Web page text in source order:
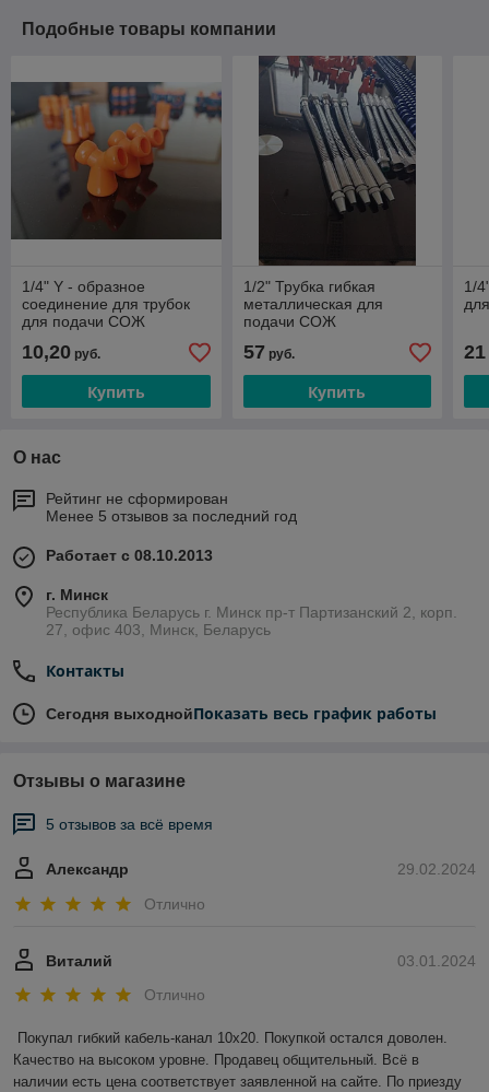
Подобные товары компании
1/4" Y - образное
соединение для трубок
для подачи СОЖ
10,20 руб.
Купить
1/2" Трубка гибкая
металлическая для
подачи СОЖ
57 руб.
Купить
1/
21
О нас
Рейтинг не сформирован
Менее 5 отзывов за последний год
Работает с 08.10.2013
г. Минск
Республика Беларусь г. Минск пр-т Партизанский 2, корп.
27, офис 403, Минск, Беларусь
Контакты
Сегодня выходнойПоказать весь график работы
Отзывы о магазине
5 отзывов за всё время
29.02.2024
Александр
Отлично
03.01.2024
Виталий
Отлично
Покупал гибкий кабель-канал 10х20. Покупкой остался доволен.
Качество на высоком уровне. Продавец общительный. Всё в
наличии есть цена соответствует заявленной на сайте. По приезду